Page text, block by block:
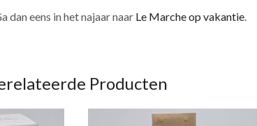
dan eens in het najaar naar Le Marche op vakantie.
Producten